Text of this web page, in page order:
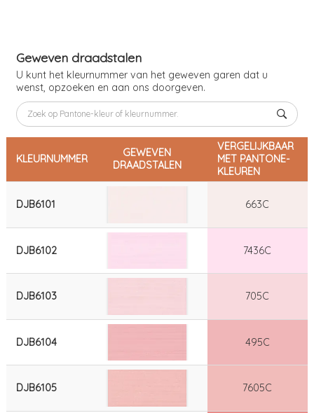
Geweven draadstalen
U kunt het kleurnummer van het geweven garen dat u
wenst, opzoeken en aan ons doorgeven.
KLEURNUMMER
GEWEVEN
DRAADSTALEN
VERGELIJKBAAR
MET PANTONE-
KLEUREN
DJB6101 663C
DJB6102 7436C
DJB6103 705C
DJB6104 495C
DJB6105 7605C